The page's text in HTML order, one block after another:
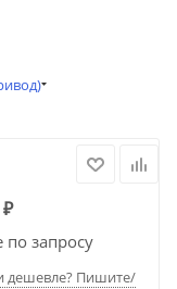
₽
запросу
дешевле? Пишите/